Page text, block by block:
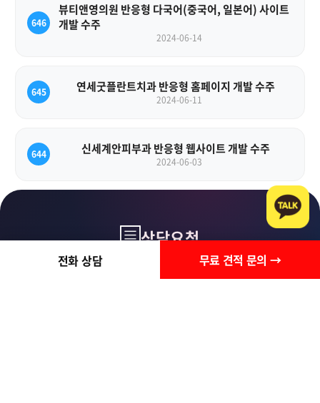
646
뷰티앤영의원 반응형 다국어(중국어, 일본어) 사이트
개발 수주
2024-06-14
645 연세굿플란트치과 반응형 홈페이지 개발 수주
2024-06-11
644 신세계안피부과 반응형 웹사이트 개발 수주
2024-06-03
상담요청
전화 상담 무료 견적 문의 →